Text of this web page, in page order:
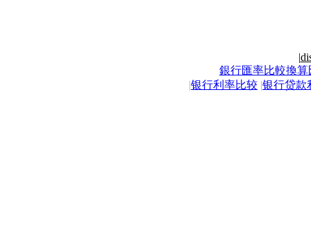
|
銀行匯率比較換算
|银行利率比较 |银行贷款